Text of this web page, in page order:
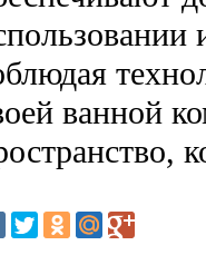
ванной